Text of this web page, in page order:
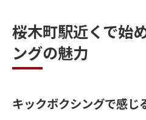
ダイエットやスト
ボクシング
楽しく続くキックボク
桜木町駅近くで始
ングの魅力
キックボクシングで感じ